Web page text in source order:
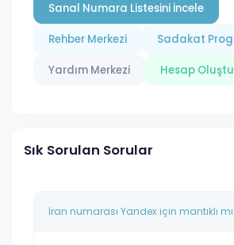
Sanal Numara Listesini İncele
Rehber Merkezi Sadakat
Yardım Merkezi Hesap
Sık Sorulan Sorular
İran numarası Yandex için mantıklı